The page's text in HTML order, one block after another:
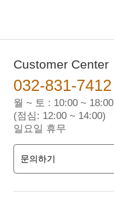
Customer Center
032-831-7412
월 ~ 토 : 10:00 ~ 18:00
(점심: 12:00 ~ 14:00)
일요일 휴무
문의하기